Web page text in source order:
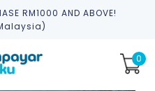
RM1000 AND ABOVE!
0